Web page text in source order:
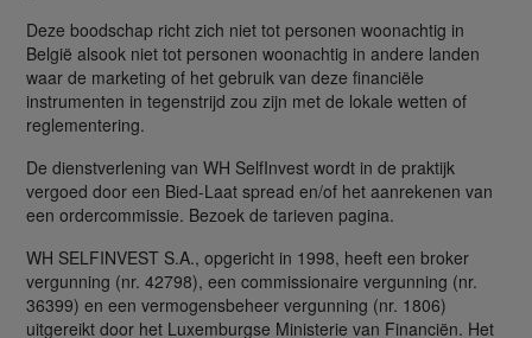
Deze boodschap richt zich niet tot personen woonachtig in
België alsook niet tot personen woonachtig in andere landen
waar de marketing of het gebruik van deze financiële
instrumenten in tegenstrijd zou zijn met de lokale wetten of
reglementering.
De dienstverlening van WH SelfInvest wordt in de praktijk
vergoed door een Bied-Laat spread en/of het aanrekenen van
een ordercommissie. Bezoek de tarieven pagina.
WH SELFINVEST S.A., opgericht in 1998, heeft een broker
vergunning (nr. 42798), een commissionaire vergunning (nr.
36399) en een vermogensbeheer vergunning (nr. 1806)
uitgereikt door het Luxemburgse Ministerie van Financiën. Het